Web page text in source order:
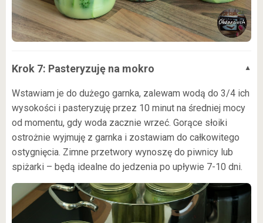
Krok 7: Pasteryzuję na mokro
Wstawiam je do dużego garnka, zalewam wodą do 3/4 ich
wysokości i pasteryzuję przez 10 minut na średniej mocy
od momentu, gdy woda zacznie wrzeć. Gorące słoiki
ostrożnie wyjmuję z garnka i zostawiam do całkowitego
ostygnięcia. Zimne przetwory wynoszę do piwnicy lub
spiżarki – będą idealne do jedzenia po upływie 7-10 dni.